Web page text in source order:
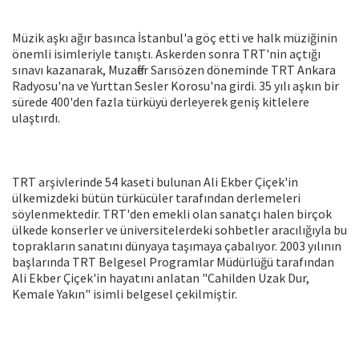
Müzik aşkı ağır basınca İstanbul'a göç etti ve halk müziğinin
önemli isimleriyle tanıştı. Askerden sonra TRT'nin açtığı
sınavı kazanarak, Muzaffer Sarısözen döneminde TRT Ankara
Radyosu'na ve Yurttan Sesler Korosu'na girdi. 35 yılı aşkın bir
sürede 400'den fazla türküyü derleyerek geniş kitlelere
ulaştırdı.
TRT arşivlerinde 54 kaseti bulunan Ali Ekber Çiçek'in
ülkemizdeki bütün türkücüler tarafından derlemeleri
söylenmektedir. TRT'den emekli olan sanatçı halen birçok
ülkede konserler ve üniversitelerdeki sohbetler aracılığıyla bu
toprakların sanatını dünyaya taşımaya çabalıyor. 2003 yılının
başlarında TRT Belgesel Programlar Müdürlüğü tarafından
Ali Ekber Çiçek'in hayatını anlatan "Cahilden Uzak Dur,
Kemale Yakın" isimli belgesel çekilmiştir.